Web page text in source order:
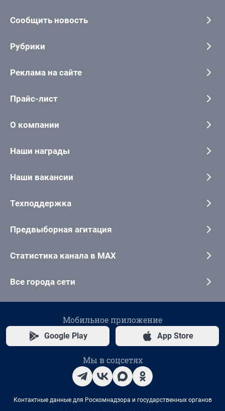
Сообщить новость
Рубрики
Реклама на сайте
Прайс-лист
О компании
Наши награды
Наши вакансии
Техподдержка
Предвыборная агитация
Статистика канала в MAX
Все города сети
Мобильное приложение
Google Play App Store
Мы в соцсетях
Контактные данные для Роскомнадзора и государственных органов